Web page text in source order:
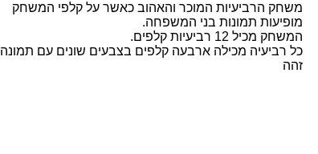
משחק הרביעיות המוכר והאהוב כאשר על קלפי המשחק
מופיעות תמונות בני המשפחה.
המשחק מכיל 12 רביעיות קלפים.
כל רביעיה מכילה ארבעה קלפים בצבעים שונים עם תמונה
זהה